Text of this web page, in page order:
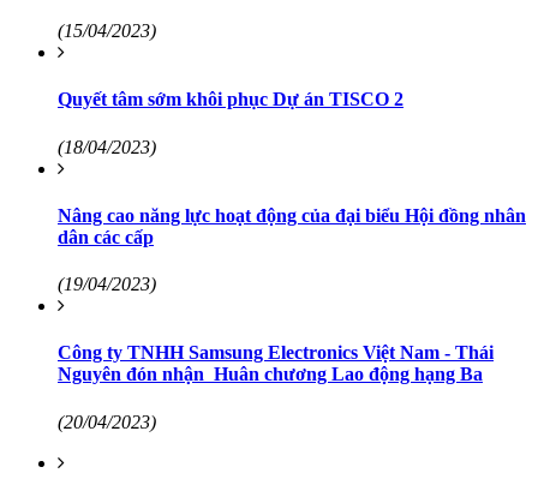
(15/04/2023)
Quyết tâm sớm khôi phục Dự án TISCO 2
(18/04/2023)
Nâng cao năng lực hoạt động của đại biểu Hội đồng nhân
dân các cấp
(19/04/2023)
Công ty TNHH Samsung Electronics Việt Nam - Thái
Nguyên đón nhận Huân chương Lao động hạng Ba
(20/04/2023)